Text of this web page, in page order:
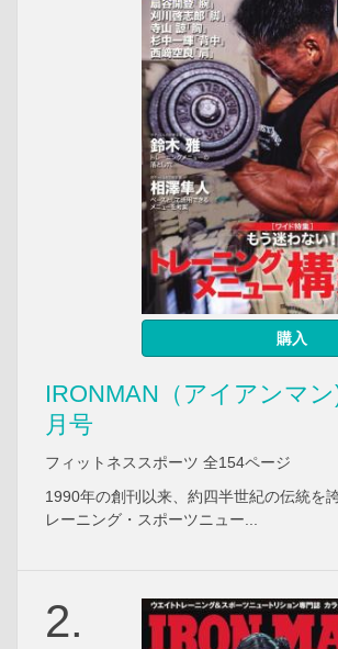
購入
IRONMAN（アイアンマ
月号
フィットネススポーツ 全154ページ
1990年の創刊以来、約四半世紀の伝統を
レーニング・スポーツニュー...
2.